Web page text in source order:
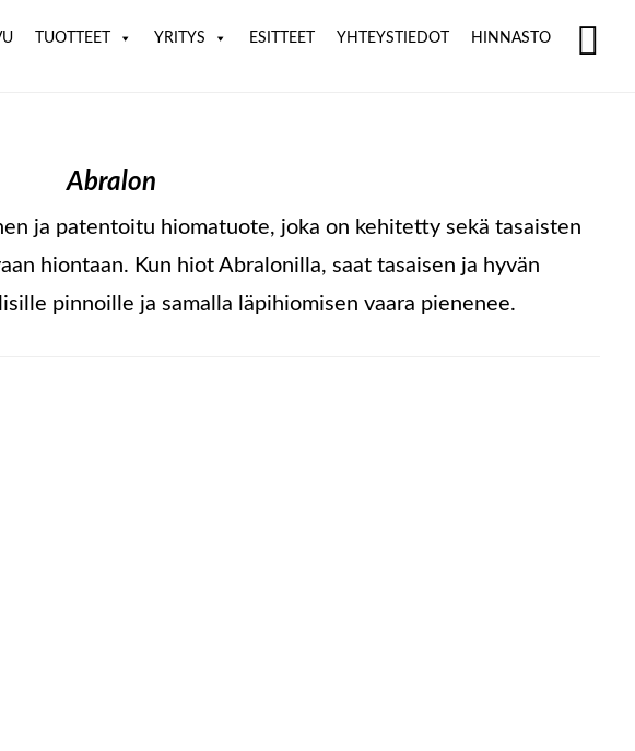
TUOTTEET YRITYS ESITTEET YHTEYSTIEDOT HINNASTO
Abralon
ja patentoitu hiomatuote, joka on kehitetty sekä tasaisten
hiontaan. Kun hiot Abralonilla, saat tasaisen ja hyvän
pinnoille ja samalla läpihiomisen vaara pienenee.